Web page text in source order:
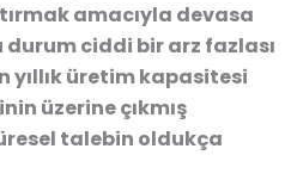
amacıyla devasa
ciddi bir arz fazlası
yıllık üretim kapasitesi
üzerine çıkmış
talebin oldukça